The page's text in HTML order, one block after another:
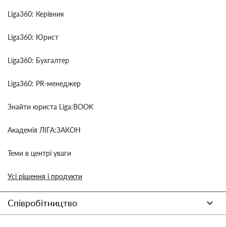
Liga360: Керівник
Liga360: Юрист
Liga360: Бухгалтер
Liga360: PR-менеджер
Знайти юриста Liga:BOOK
Академія ЛІГА:ЗАКОН
Теми в центрі уваги
Усі рішення і продукти
Співробітництво